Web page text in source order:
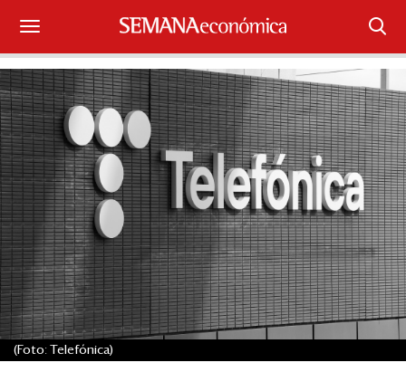
Suscríbase
Iniciar sesión
Portada
¿Qué está pasando?
Sectores y Empresas
Management
Economía y Finanzas
Legal y Política
(Foto: Telefónica)